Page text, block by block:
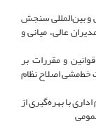
و بین‌المللی سنجش
عالی، میانی و
و مقررات بر
خط‌مشی اصلاح نظام
با بهره‌گیری از